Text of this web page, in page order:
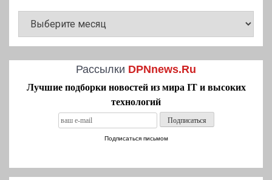
НОВОСТЕЙ
Рассылки DPNnews.Ru
Лучшие подборки новостей из мира IT и высоких
технологий
Подписаться письмом